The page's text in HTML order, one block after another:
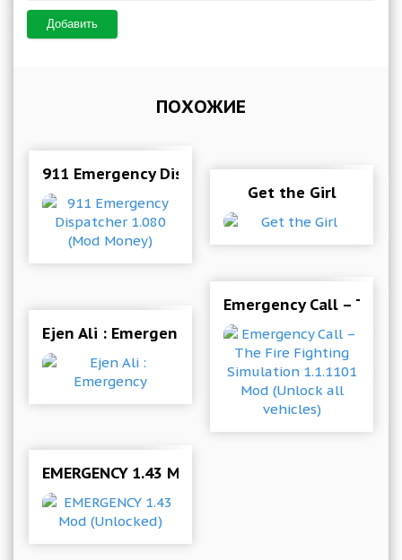
Добавить
ПОХОЖИЕ
911 Emergency Dispatcher 1.080 (Mod Money)
Get the Girl
Ejen Ali : Emergency
Emergency Call – The
EMERGENCY 1.43 Mod (Unlocked)